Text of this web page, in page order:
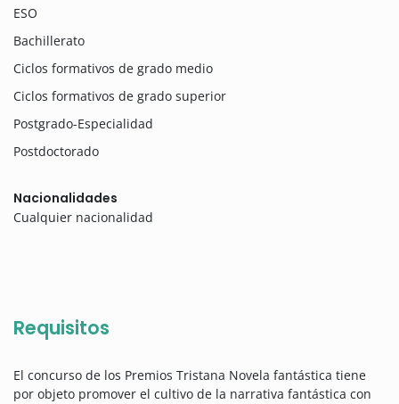
ESO
Bachillerato
Ciclos formativos de grado medio
Ciclos formativos de grado superior
Postgrado-Especialidad
Postdoctorado
Nacionalidades
Cualquier nacionalidad
Requisitos
El concurso de los Premios Tristana Novela fantástica tiene
por objeto promover el cultivo de la narrativa fantástica con